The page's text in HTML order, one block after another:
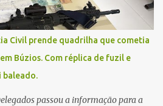
Civil prende quadrilha que cometia
Búzios. Com réplica de fuzil e
baleado.
passou a informação para a